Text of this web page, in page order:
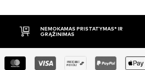
NEMOKAMAS PRISTATYMAS* IR
GRĄŽINIMAS